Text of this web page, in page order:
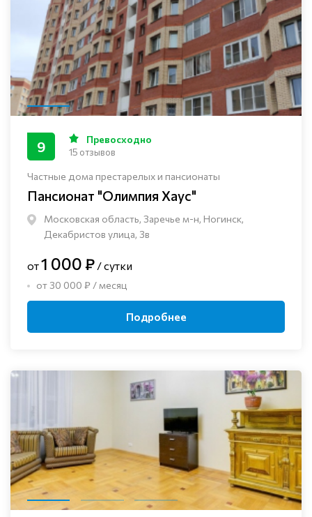
Частные дома престарелых и пансионаты
Пансионат "Олимпия Хаус"
Московская область, Заречье м-н, Ногинск, ​
Декабристов улица, 3в
9 Превосходно
15 отзывов
от1 000 ₽ / сутки
от 30 000 ₽ / месяц
Подробнее